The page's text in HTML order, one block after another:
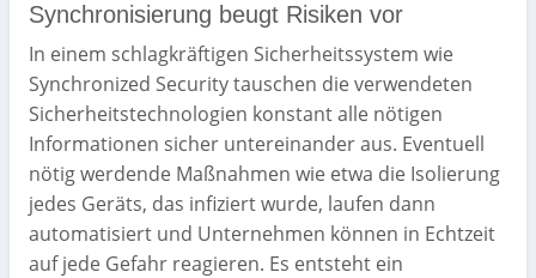
Synchronisierung beugt Risiken vor
In einem schlagkräftigen Sicherheitssystem wie
Synchronized Security tauschen die verwendeten
Sicherheitstechnologien konstant alle nötigen
Informationen sicher untereinander aus. Eventuell
nötig werdende Maßnahmen wie etwa die Isolierung
jedes Geräts, das infiziert wurde, laufen dann
automatisiert und Unternehmen können in Echtzeit
auf jede Gefahr reagieren. Es entsteht ein